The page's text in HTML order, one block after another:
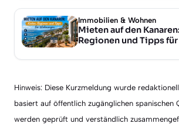
Immobilien & Wohnen
Mieten auf den
Regionen und Tipps
Hinweis: Diese Kurzmeldung wurde
basiert auf öffentlich zugänglichen spanischen
werden geprüft und verständlich